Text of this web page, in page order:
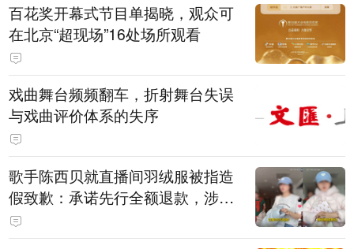
百花奖开幕式节目单揭晓，观众可
在北京“超现场”16处场所观看
戏曲舞台频频翻车，折射舞台失误
与戏曲评价体系的失序
歌手陈西贝就直播间羽绒服被指造
假致歉：承诺先行全额退款，涉事
销售额约300万元